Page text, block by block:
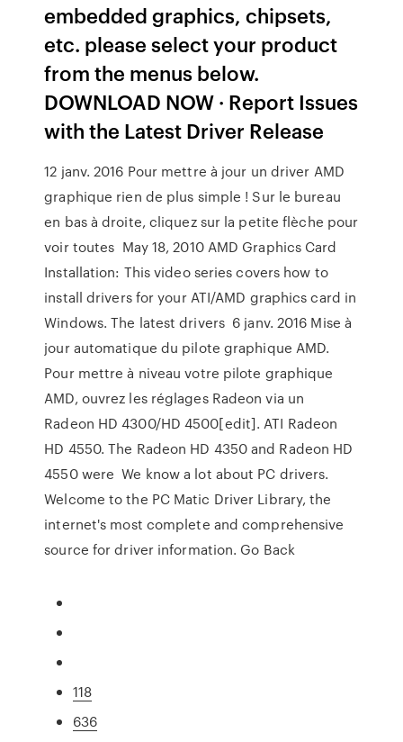
embedded graphics, chipsets,
etc. please select your product
from the menus below.
DOWNLOAD NOW · Report Issues
with the Latest Driver Release
12 janv. 2016 Pour mettre à jour un driver AMD
graphique rien de plus simple ! Sur le bureau
en bas à droite, cliquez sur la petite flèche pour
voir toutes May 18, 2010 AMD Graphics Card
Installation: This video series covers how to
install drivers for your ATI/AMD graphics card in
Windows. The latest drivers 6 janv. 2016 Mise à
jour automatique du pilote graphique AMD.
Pour mettre à niveau votre pilote graphique
AMD, ouvrez les réglages Radeon via un
Radeon HD 4300/HD 4500[edit]. ATI Radeon
HD 4550. The Radeon HD 4350 and Radeon HD
4550 were We know a lot about PC drivers.
Welcome to the PC Matic Driver Library, the
internet's most complete and comprehensive
source for driver information. Go Back
118
636